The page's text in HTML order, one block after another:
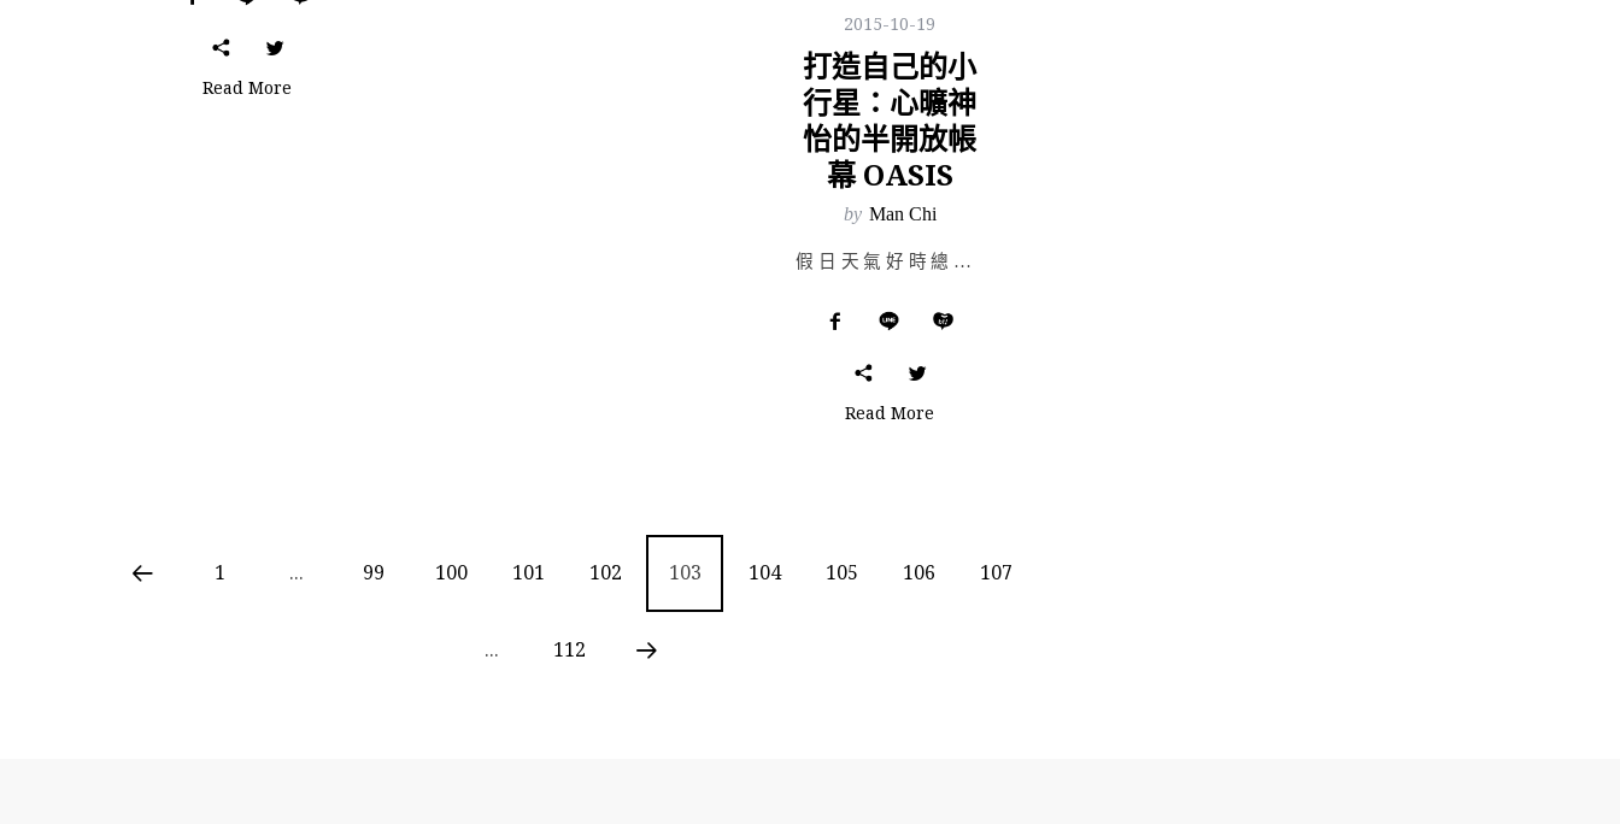
Read More
2015-10-19
打造自己的小
行星：心曠神
怡的半開放帳
幕 OASIS
by Man Chi
假日天氣好時總讓人想出門野餐，甚至是挑個星空遍佈的草原，搭個帳篷在夜幕下融入大自然的魅力裡。但是在睡…
Read More
1 ... 99 100 101 102 103 104 105 106 107
... 112